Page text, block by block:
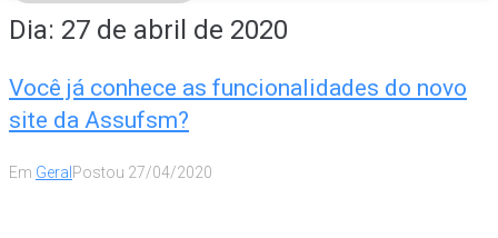
Dia: 27 de abril de 2020
Você já conhece as funcionalidades do novo
site da Assufsm?
Em Geral Postou 27/04/2020